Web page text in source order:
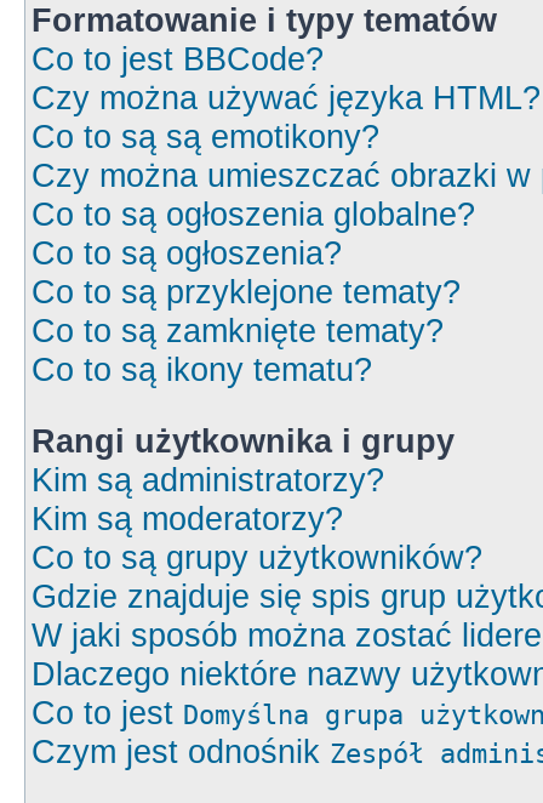
Formatowanie i typy tematów
Co to jest BBCode?
Czy można używać języka HTML?
Co to są są emotikony?
Czy można umieszczać obrazki w
Co to są ogłoszenia globalne?
Co to są ogłoszenia?
Co to są przyklejone tematy?
Co to są zamknięte tematy?
Co to są ikony tematu?
Rangi użytkownika i grupy
Kim są administratorzy?
Kim są moderatorzy?
Co to są grupy użytkowników?
Gdzie znajduje się spis grup
W jaki sposób można zostać
Dlaczego niektóre nazwy
Co to jest Domyślna grupa
Czym jest odnośnik Zespół